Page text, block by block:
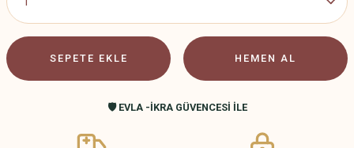
SEPETE EKLE HEMEN AL
🛡️ EVLA -İKRA GÜVENCESİ İLE